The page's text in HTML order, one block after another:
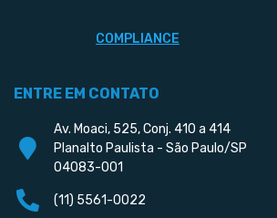
COMPLIANCE
ENTRE EM CONTATO
Av. Moaci, 525, Conj. 410 a 414
Planalto Paulista - São Paulo/SP
04083-001
(11) 5561-0022